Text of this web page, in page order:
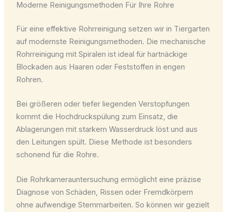
Moderne Reinigungsmethoden Für Ihre Rohre
Für eine effektive Rohrreinigung setzen wir in Tiergarten
auf modernste Reinigungsmethoden. Die mechanische
Rohrreinigung mit Spiralen ist ideal für hartnäckige
Blockaden aus Haaren oder Feststoffen in engen
Rohren.
Bei größeren oder tiefer liegenden Verstopfungen
kommt die Hochdruckspülung zum Einsatz, die
Ablagerungen mit starkem Wasserdruck löst und aus
den Leitungen spült. Diese Methode ist besonders
schonend für die Rohre.
Die Rohrkamerauntersuchung ermöglicht eine präzise
Diagnose von Schäden, Rissen oder Fremdkörpern
ohne aufwendige Stemmarbeiten. So können wir gezielt